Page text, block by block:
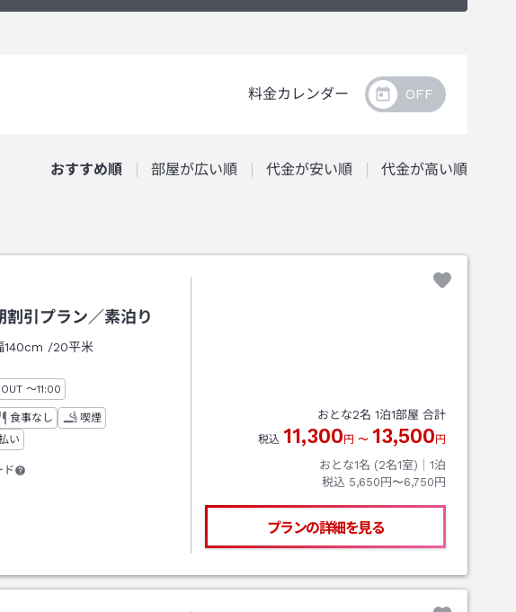
料金カレンダー
おすすめ順 部屋が広い順 代金が安い順 代金が高い順
割引プラン／素泊り
140cm /20平米
ン チェックアウト
～11:00
食事なし
喫煙
い
ド
おとな2名 1泊1部屋 合計
税込 11,300円 〜 13,500円
おとな1名 (2名1室)｜ 1泊
税込 5,650円〜6,750円
プランの詳細を見る